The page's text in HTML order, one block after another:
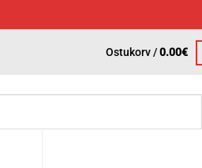
Ostukorv /0.00€